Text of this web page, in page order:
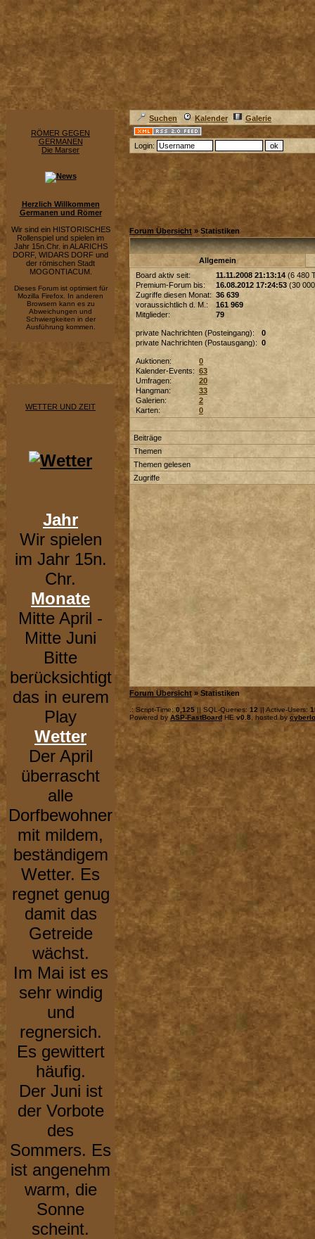
RÖMER GEGEN
GERMANEN
Die Marser
Herzlich Willkommen
Germanen und Römer
Wir sind ein HISTORISCHES
Rollenspiel und spielen im
Jahr 15n.Chr. in ALARICHS
DORF, WIDARS DORF und
der römischen Stadt
MOGONTIACUM.
Dieses Forum ist optimiert für
Mozilla Firefox. In anderen
Browsern kann es zu
Abweichungen und
Schwiergkeiten in der
Ausführung kommen.
WETTER UND ZEIT
Jahr
Wir spielen
im Jahr 15n.
Chr.
Monate
Mitte April -
Mitte Juni
Bitte
berücksichtigt
das in eurem
Play
Wetter
Der April
überrascht
alle
Dorfbewohner
mit mildem,
beständigem
Wetter. Es
regnet genug
damit das
Getreide
wächst.
Im Mai ist es
sehr windig
und
regnersich.
Es gewittert
häufig.
Der Juni ist
der Vorbote
des
Sommers. Es
ist angenehm
warm, die
Sonne
scheint.
Suchen Kalender Galerie
Login:
Forum Übersicht » Statistiken
Allgemein
Board aktiv seit:
11.11.2008 21:13:14 (6 480
Premium-Forum bis:
16.08.2012 17:24:53 (30
Zugriffe diesen Monat: 36 639
voraussichtlich d. M.:
161 969
Mitglieder:
79
private Nachrichten (Posteingang):
0
private Nachrichten (Postausgang): 0
Auktionen:
0
Kalender-Events: 63
Umfragen:
20
Hangman:
33
Galerien:
2
Karten:
0
Beiträge
Themen
Themen gelesen
Zugriffe
Forum Übersicht » Statistiken
.: Script-Time: 0,125 || SQL-Queries: 12 || Active-Users:
Powered by ASP-FastBoard HEv0.8 , hosted by